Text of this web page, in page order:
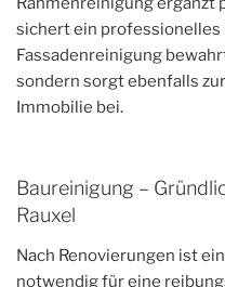
sichert ein
Fassadenreinigung
sondern sorgt ebenfalls
Immobilie bei.
Baureinigung –
Rauxel
Nach Renovierungen ist
notwendig für eine